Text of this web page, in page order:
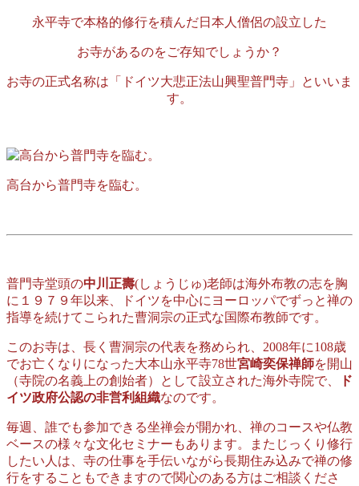
永平寺で本格的修行を積んだ日本人僧侶の設立した
お寺があるのをご存知でしょうか？
お寺の正式名称は「ドイツ大悲正法山興聖普門寺」といいま
す。
高台から普門寺を臨む。
普門寺堂頭の中川正壽(しょうじゅ)老師は海外布教の志を胸
に１９７９年以来、ドイツを中心にヨーロッパでずっと禅の
指導を続けてこられた曹洞宗の正式な国際布教師です。
このお寺は、長く曹洞宗の代表を務められ、2008年に108歳
でお亡くなりになった大本山永平寺78世宮崎奕保禅師を開山
（寺院の名義上の創始者）として設立された海外寺院で、
ド
イツ政府公認の非営利組織なのです。
毎週、誰でも参加できる坐禅会が開かれ、禅のコースや仏教
ベースの様々な文化セミナーもあります。またじっくり修行
したい人は、寺の仕事を手伝いながら長期住み込みで禅の修
行をすることもできますので関心のある方はご相談くださ